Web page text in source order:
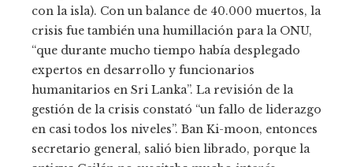
con la isla). Con un balance de 40.000 muertos, la
crisis fue también una humillación para la ONU,
“que durante mucho tiempo había desplegado
expertos en desarrollo y funcionarios
humanitarios en Sri Lanka”. La revisión de la
gestión de la crisis constató “un fallo de liderazgo
en casi todos los niveles”. Ban Ki-moon, entonces
secretario general, salió bien librado, porque la